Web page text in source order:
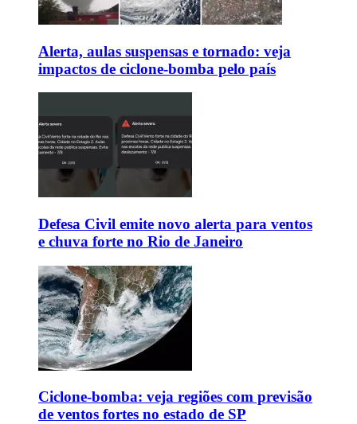
Alerta, aulas suspensas e tornado: veja
impactos de ciclone-bomba pelo país
Defesa Civil emite novo alerta para ventos
e chuva forte no Rio de Janeiro
Ciclone-bomba: veja regiões com previsão
de ventos fortes no estado de SP